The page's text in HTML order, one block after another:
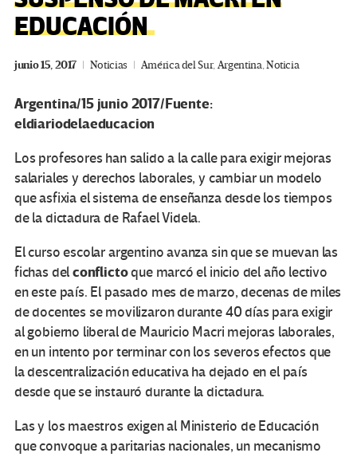
EDUCACIÓN
junio 15, 2017 Noticias América del Sur,Argentina,Noticia
Argentina/15 junio 2017/Fuente:
eldiariodelaeducacion
Los profesores han salido a la calle para exigir mejoras
salariales y derechos laborales, y cambiar un modelo
que asfixia el sistema de enseñanza desde los tiempos
de la dictadura de Rafael Videla.
El curso escolar argentino avanza sin que se muevan las
fichas delconflictoque marcó el inicio del año lectivo
en este país. El pasado mes de marzo, decenas de miles
de docentes se movilizaron durante 40 días para exigir
al gobierno liberal de Mauricio Macri mejoras laborales,
en un intento por terminar con los severos efectos que
la descentralización educativa ha dejado en el país
desde que se instauró durante la dictadura.
Las y los maestros exigen al Ministerio de Educación
que convoque a paritarias nacionales, un mecanismo